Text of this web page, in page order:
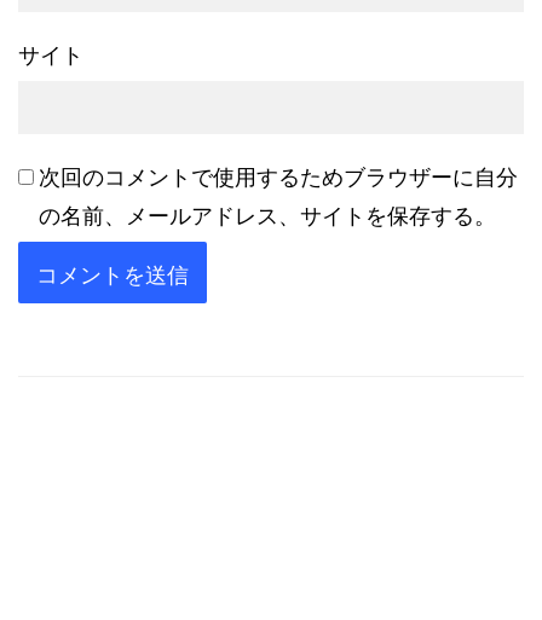
サイト
次回のコメントで使用するためブラウザーに自分
の名前、メールアドレス、サイトを保存する。